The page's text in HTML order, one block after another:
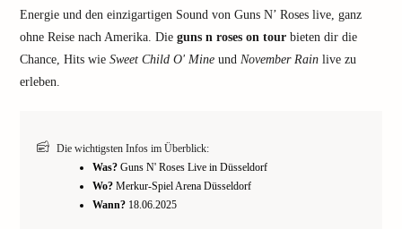
Energie und den einzigartigen Sound von Guns N’ Roses live, ganz
ohne Reise nach Amerika. Die guns n roses on tour bieten dir die
Chance, Hits wie Sweet Child O' Mine und November Rain live zu
erleben.
Die wichtigsten Infos im Überblick:
Was? Guns N' Roses Live in Düsseldorf
Wo? Merkur-Spiel Arena Düsseldorf
Wann? 18.06.2025